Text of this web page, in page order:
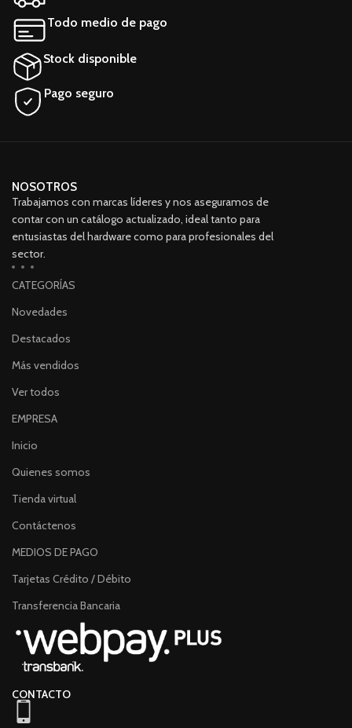
Todo medio de pago
Stock disponible
Pago seguro
NOSOTROS
Trabajamos con marcas líderes y nos aseguramos de
contar con un catálogo actualizado, ideal tanto para
entusiastas del hardware como para profesionales del
sector.
CATEGORÍAS
Novedades
Destacados
Más vendidos
Ver todos
EMPRESA
Inicio
Quienes somos
Tienda virtual
Contáctenos
MEDIOS DE PAGO
Tarjetas Crédito / Débito
Transferencia Bancaria
CONTACTO